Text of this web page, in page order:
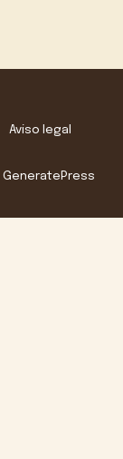
Aviso legal
GeneratePress